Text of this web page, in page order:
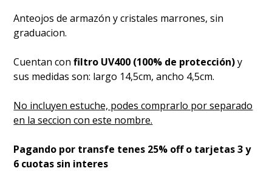
Anteojos de armazón y cristales marrones, sin
graduacion.
Cuentan confiltro UV400 (100% de protección)y
sus medidas son: largo 14,5cm, ancho 4,5cm.
No incluyen estuche, podes comprarlo por separado
en la seccion con este nombre.
Pagando por transfe tenes 25% off o tarjetas 3 y
6 cuotas sin interes